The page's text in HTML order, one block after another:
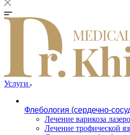
Услуги
Флебология (сердечно-
Лечение варикоза
Лечение трофической